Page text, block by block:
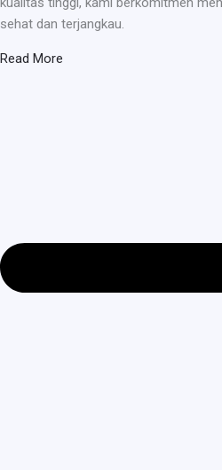
sehat dan terjangkau.
Read More